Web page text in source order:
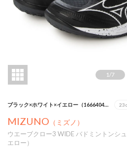
1 /7
ブラック×ホワイト×イエロー（16664040）
MIZUNO （ミズノ）
ウエーブクロー3 WIDE バドミントンシ
エロー）